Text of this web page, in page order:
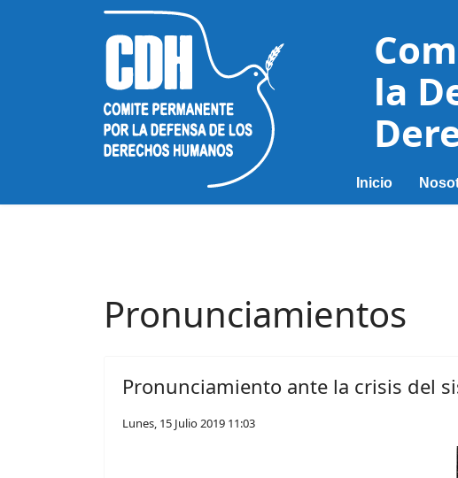
la
Inicio
Pronunciamientos
Pronunciamiento ante la crisis del
Lunes, 15 Julio 2019 11:03